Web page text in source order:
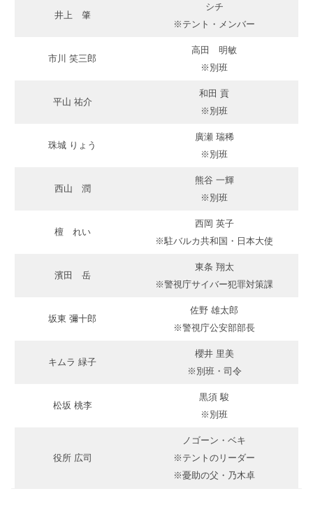
井上 肇
シチ
※テント・メンバー
市川 笑三郎
高田 明敏
※別班
平山 祐介
和田 貢
※別班
珠城 りょう
廣瀬 瑞稀
※別班
西山 潤
熊谷 一輝
※別班
檀 れい
西岡 英子
※駐バルカ共和国・日本大使
濱田 岳
東条 翔太
※警視庁サイバー犯罪対策課
坂東 彌十郎
佐野 雄太郎
※警視庁公安部部長
キムラ 緑子
櫻井 里美
※別班・司令
松坂 桃李
黒須 駿
※別班
役所 広司
ノゴーン・ベキ
※テントのリーダー
※憂助の父・乃木卓